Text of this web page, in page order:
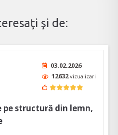
şi de:
03.02.2026
12632vizualizari
pe structură din lemn,